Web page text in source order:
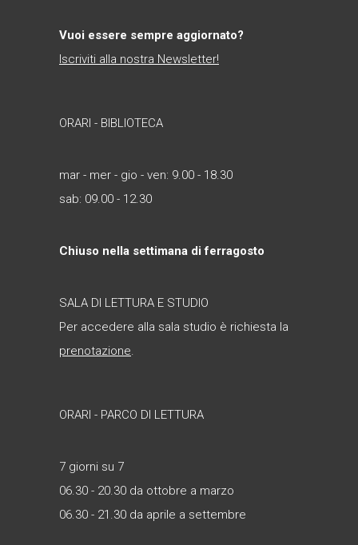
Vuoi essere sempre aggiornato?
Iscriviti alla nostra Newsletter!
ORARI - BIBLIOTECA
mar - mer - gio - ven: 9.00 - 18.30
sab: 09.00 - 12.30
Chiuso nella settimana di ferragosto
SALA DI LETTURA E STUDIO
Per accedere alla sala studio è richiesta la
prenotazione
ORARI - PARCO DI LETTURA
7 giorni su 7
06.30 - 20.30 da ottobre a marzo
06.30 - 21.30 da aprile a settembre